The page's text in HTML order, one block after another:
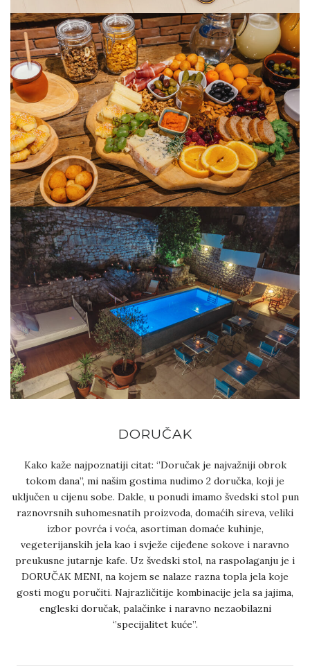
DORUČAK
Kako kaže najpoznatiji citat: ‘’Doručak je najvažniji obrok
tokom dana’’, mi našim gostima nudimo 2 doručka, koji je
uključen u cijenu sobe. Dakle, u ponudi imamo švedski stol pun
raznovrsnih suhomesnatih proizvoda, domaćih sireva, veliki
izbor povrća i voća, asortiman domaće kuhinje,
vegeterijanskih jela kao i svježe cijeđene sokove i naravno
preukusne jutarnje kafe. Uz švedski stol, na raspolaganju je i
DORUČAK MENI, na kojem se nalaze razna topla jela koje
gosti mogu poručiti. Najrazličitije kombinacije jela sa jajima,
engleski doručak, palačinke i naravno nezaobilazni
‘’specijalitet kuće’’.